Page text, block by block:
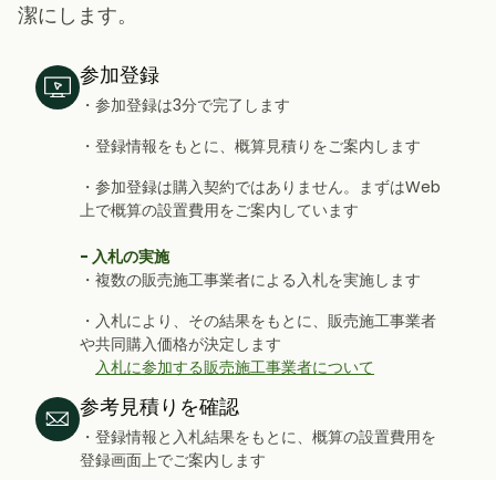
潔にします。
参加登録
・参加登録は3分で完了します
・登録情報をもとに、概算見積りをご案内します
・参加登録は購入契約ではありません。まずはWeb
上で概算の設置費用をご案内しています
- 入札の実施
・複数の販売施工事業者による入札を実施します
・入札により、その結果をもとに、販売施工事業者
や共同購入価格が決定します
入札に参加する販売施工事業者について
参考見積りを確認
・登録情報と入札結果をもとに、概算の設置費用を
登録画面上でご案内します